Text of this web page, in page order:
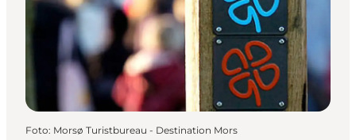
Foto: Morsø Turistbureau - Destination Mors